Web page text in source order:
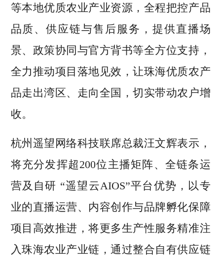
等本地优质农业产业资源，全程把控产品
品质、供应链与售后服务，提供直播场
景、政策协同与官方背书等全方位支持，
全力推动项目落地见效，让珠海优质农产
品走出湾区、走向全国，切实带动农户增
收。
杭州遥望网络科技联席总裁汪文辉表示，
将充分发挥超200位主播矩阵、全链条运
营及自研 “遥望云AIOS”平台优势，以专
业的直播运营、内容创作与品牌孵化保障
项目高效推进，将更多生产性服务精准注
入珠海农业产业链，通过整合自有供应链